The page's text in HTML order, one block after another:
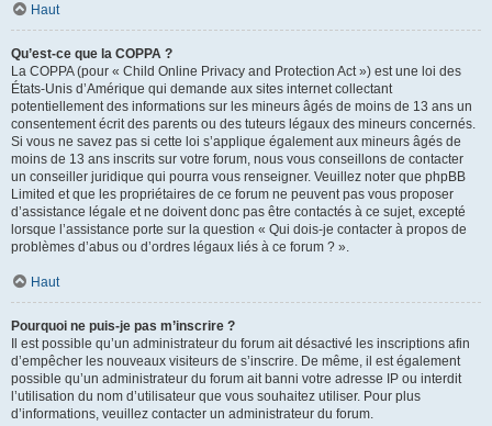
Haut
Qu’est-ce que la COPPA ?
La COPPA (pour « Child Online Privacy and Protection Act ») est une loi des
États-Unis d’Amérique qui demande aux sites internet collectant
potentiellement des informations sur les mineurs âgés de moins de 13 ans un
consentement écrit des parents ou des tuteurs légaux des mineurs concernés.
Si vous ne savez pas si cette loi s’applique également aux mineurs âgés de
moins de 13 ans inscrits sur votre forum, nous vous conseillons de contacter
un conseiller juridique qui pourra vous renseigner. Veuillez noter que phpBB
Limited et que les propriétaires de ce forum ne peuvent pas vous proposer
d’assistance légale et ne doivent donc pas être contactés à ce sujet, excepté
lorsque l’assistance porte sur la question « Qui dois-je contacter à propos de
problèmes d’abus ou d’ordres légaux liés à ce forum ? ».
Haut
Pourquoi ne puis-je pas m’inscrire ?
Il est possible qu’un administrateur du forum ait désactivé les inscriptions afin
d’empêcher les nouveaux visiteurs de s’inscrire. De même, il est également
possible qu’un administrateur du forum ait banni votre adresse IP ou interdit
l’utilisation du nom d’utilisateur que vous souhaitez utiliser. Pour plus
d’informations, veuillez contacter un administrateur du forum.